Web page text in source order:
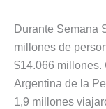
Durante Semana
millones de
$14.066 millones.
Argentina de la
1,9 millones